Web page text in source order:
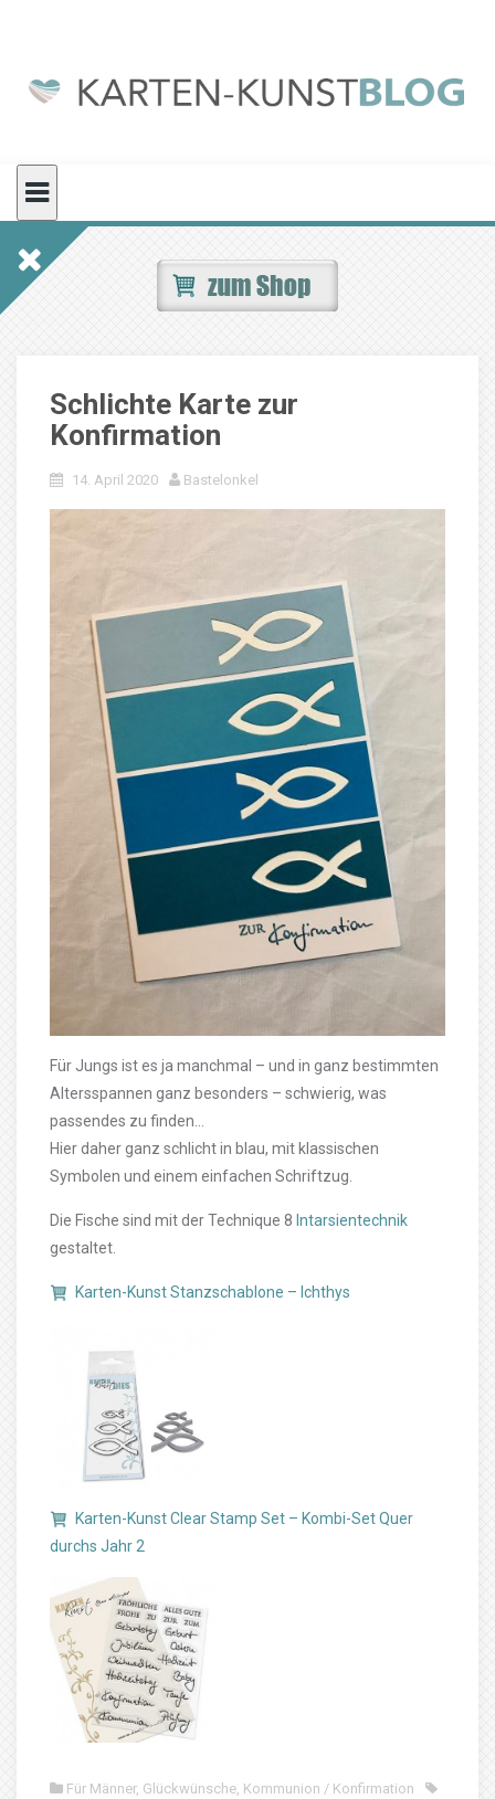
Schlichte Karte zur
Konfirmation
14. April 2020 Bastelonkel
Für Jungs ist es ja manchmal – und in ganz bestimmten
Altersspannen ganz besonders – schwierig, was
passendes zu finden…
Hier daher ganz schlicht in blau, mit klassischen
Symbolen und einem einfachen Schriftzug.
Die Fische sind mit der Technique 8 Intarsientechnik
gestaltet.
Karten-Kunst Stanzschablone – Ichthys
Karten-Kunst Clear Stamp Set – Kombi-Set Quer
durchs Jahr 2
Für Männer, Glückwünsche, Kommunion / Konfirmation